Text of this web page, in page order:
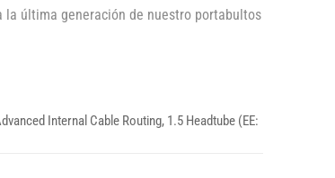
la última generación de nuestro portabultos
Internal Cable Routing, 1.5 Headtube (EE: